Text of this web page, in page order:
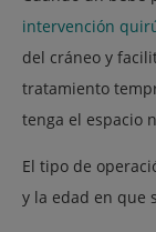
intervención
del cráneo y
tratamiento
tenga el espacio
El tipo de
y la edad en que